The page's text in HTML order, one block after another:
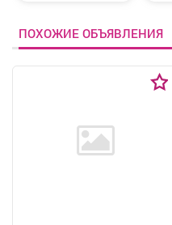
ПОХОЖИЕ ОБЪЯВЛЕНИЯ